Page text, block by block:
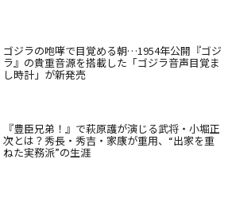
ゴジラの咆哮で目覚める朝…1954年公開『ゴジ
ラ』の貴重音源を搭載した「ゴジラ音声目覚ま
し時計」が新発売
『豊臣兄弟！』で萩原護が演じる武将・小堀正
次とは？秀長・秀吉・家康が重用、“出家を重
ねた実務派”の生涯